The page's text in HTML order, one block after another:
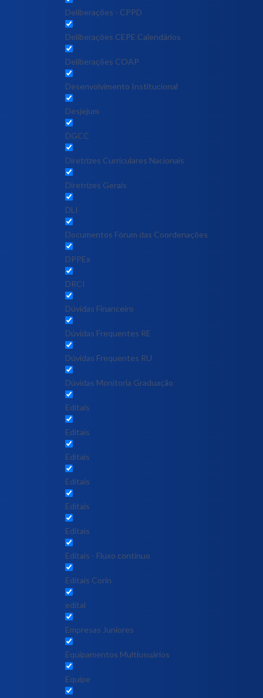
Deliberações - CPPD
Deliberações CEPE Calendários
Deliberações COAP
Desenvolvimento Institucional
Desjejum
DGCC
Diretrizes Curriculares Nacionais
Diretrizes Gerais
DLI
Documentos Fórum das Coordenações
DPPEx
DRCI
Dúvidas Financeiro
Dúvidas Frequentes RE
Dúvidas Frequentes RU
Dúvidas Monitoria Graduação
Editais
Editais
Editais
Editais
Editais
Editais
Editais - Fluxo contínuo
Editais Corin
edital
Empresas Juniores
Equipamentos Multiusuários
Equipe